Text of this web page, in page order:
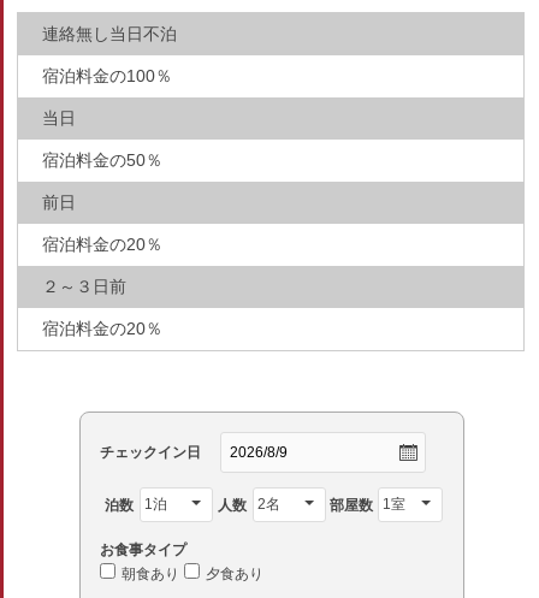
連絡無し当日不泊
宿泊料金の100％
当日
宿泊料金の50％
前日
宿泊料金の20％
２～３日前
宿泊料金の20％
チェックイン日
泊数 人数 部屋数
お食事タイプ
朝食あり
夕食あり